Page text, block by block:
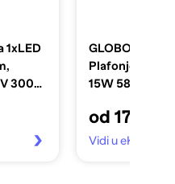
1xLED
3000-
GLOBO
Plafonjera
15W 580lm
od 17,99 €
Vidi u eKupi